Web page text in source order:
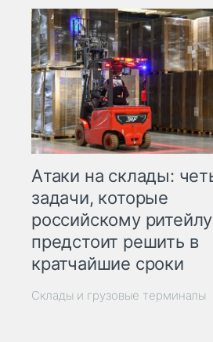
Атаки на склады:
задачи, которые
российскому ритейлу
предстоит решить в
кратчайшие сроки
Склады и грузовые терминалы